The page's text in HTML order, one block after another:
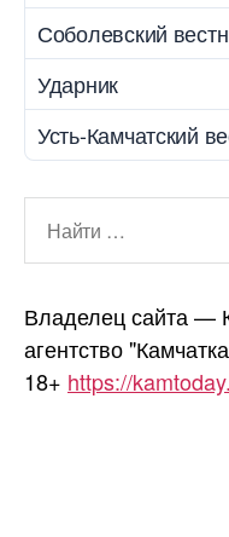
Соболевский
Ударник
Усть-Камчатский
Владелец сайта —
агентство
18+ https://